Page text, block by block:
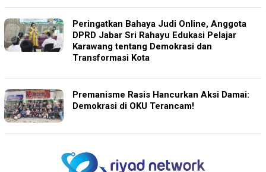
Peringatkan Bahaya Judi Online, Anggota
DPRD Jabar Sri Rahayu Edukasi Pelajar
Karawang tentang Demokrasi dan
Transformasi Kota
Premanisme Rasis Hancurkan Aksi Damai:
Demokrasi di OKU Terancam!